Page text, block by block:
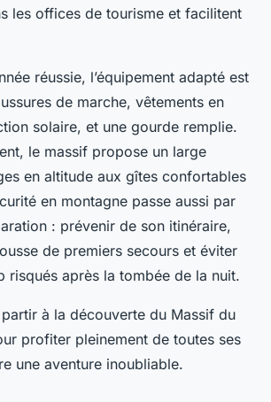
les offices de tourisme et facilitent
réussie, l’équipement adapté est
de marche, vêtements en
solaire, et une gourde remplie.
le massif propose un large
en altitude aux gîtes confortables
en montagne passe aussi par
: prévenir de son itinéraire,
de premiers secours et éviter
risqués après la tombée de la nuit.
partir à la découverte du Massif du
profiter pleinement de toutes ses
une aventure inoubliable.